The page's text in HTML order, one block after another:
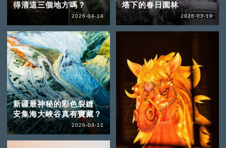
得清這三個地方嗎？
2026-04-14
塔下的春日園林
2026-03-19
新疆最神秘的彩色裂縫
安集海大峽谷真有寶藏？
2026-03-12